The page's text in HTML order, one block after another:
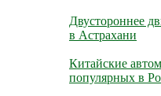
Двустороннее
в Астрахани
Китайские
популярных в